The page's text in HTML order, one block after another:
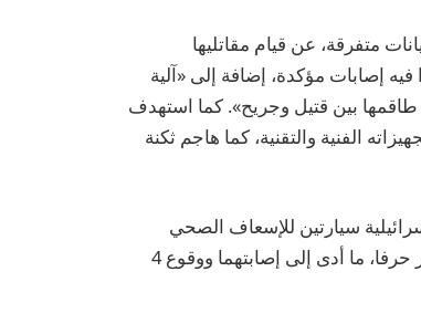
متفرقة، عن قيام مقاتليها
إصابات مؤكدة، إضافة إلى «آلية
طاقمها بين قتيل وجريح». كما استهدف
الفنية والتقنية، كما هاجم ثكنة
سيارتين للإسعاف الصحي
تابعتين لجمعية كشافة الرسالة الإسلامية (حركة أمل)، في خراج طير حرفا، ما أدى إلى إصابتهما ووقوع 4